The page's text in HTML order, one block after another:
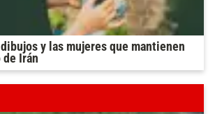
y las mujeres que mantienen
Irán